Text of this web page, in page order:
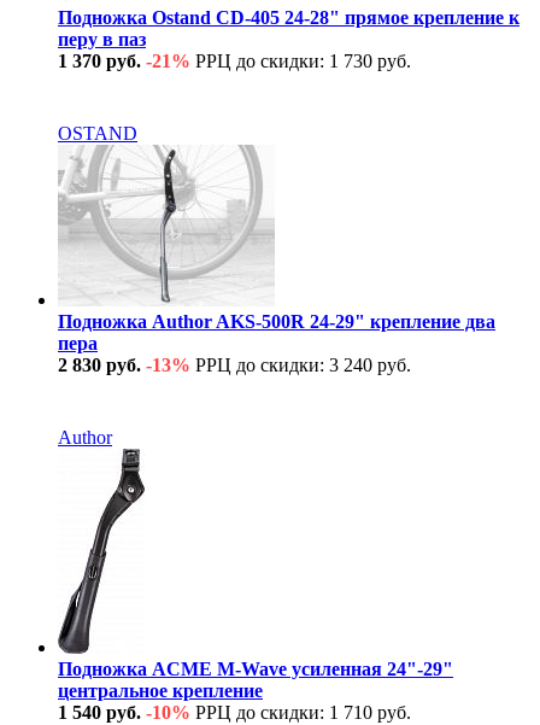
Подножка Ostand CD-405 24-28" прямое крепление к
перу в паз
1 370 руб. -21% РРЦ до скидки: 1 730 руб.
OSTAND
Подножка Author AKS-500R 24-29" крепление два
пера
2 830 руб. -13% РРЦ до скидки: 3 240 руб.
Author
Подножка ACME M-Wave усиленная 24"-29"
центральное крепление
1 540 руб. -10% РРЦ до скидки: 1 710 руб.